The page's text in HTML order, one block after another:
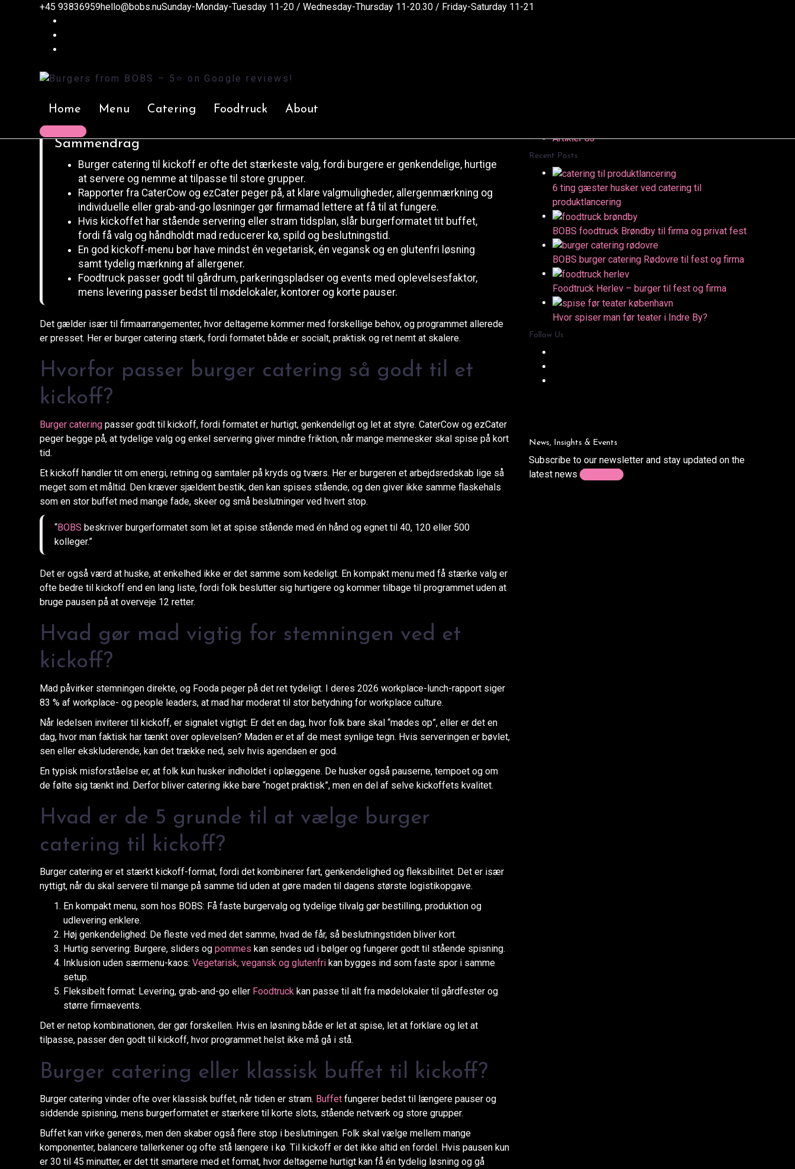
+45 93836959hello@bobs.nuSunday-Monday-Tuesday 11-20 / Wednesday-Thursday 11-20.30 / Friday-Saturday 11-21
Home Menu Catering Foodtruck About
Contact us
Burgers from BOBS - 5⭐️ on Google reviews!>Blog>Artikler> 5 grunde til burger catering til kickoff
5 grunde til burger catering til kickoff
hurtig at servere og let at spise uden at afbryde flowet i dagen.
Sammendrag
Burger catering til kickoff er ofte det stærkeste valg, fordi burgere er genkendelige, hurtige
at servere og nemme at tilpasse til store grupper.
Rapporter fra CaterCow og ezCater peger på, at klare valgmuligheder, allergenmærkning og
individuelle eller grab-and-go løsninger gør firmamad lettere at få til at fungere.
Hvis kickoffet har stående servering eller stram tidsplan, slår burgerformatet tit buffet,
fordi få valg og håndholdt mad reducerer kø, spild og beslutningstid.
En god kickoff-menu bør have mindst én vegetarisk, én vegansk og en glutenfri løsning
samt tydelig mærkning af allergener.
Foodtruck passer godt til gårdrum, parkeringspladser og events med oplevelsesfaktor,
mens levering passer bedst til mødelokaler, kontorer og korte pauser.
Det gælder især til firmaarrangementer, hvor deltagerne kommer med forskellige behov, og programmet allerede
er presset. Her er burger catering stærk, fordi formatet både er socialt, praktisk og ret nemt at skalere.
Hvorfor passer burger catering så godt til et
kickoff?
Burger catering passer godt til kickoff, fordi formatet er hurtigt, genkendeligt og let at styre. CaterCow og ezCater
peger begge på, at tydelige valg og enkel servering giver mindre friktion, når mange mennesker skal spise på kort
tid.
Et kickoff handler tit om energi, retning og samtaler på kryds og tværs. Her er burgeren et arbejdsredskab lige så
meget som et måltid. Den kræver sjældent bestik, den kan spises stående, og den giver ikke samme flaskehals
som en stor buffet med mange fade, skeer og små beslutninger ved hvert stop.
“BOBS beskriver burgerformatet som let at spise stående med én hånd og egnet til 40, 120 eller 500
kolleger.”
Det er også værd at huske, at enkelhed ikke er det samme som kedeligt. En kompakt menu med få stærke valg er
ofte bedre til kickoff end en lang liste, fordi folk beslutter sig hurtigere og kommer tilbage til programmet uden at
bruge pausen på at overveje 12 retter.
Hvad gør mad vigtig for stemningen ved et
kickoff?
Mad påvirker stemningen direkte, og Fooda peger på det ret tydeligt. I deres 2026 workplace-lunch-rapport siger
83 % af workplace- og people leaders, at mad har moderat til stor betydning for workplace culture.
Når ledelsen inviterer til kickoff, er signalet vigtigt: Er det en dag, hvor folk bare skal “mødes op”, eller er det en
dag, hvor man faktisk har tænkt over oplevelsen? Maden er et af de mest synlige tegn. Hvis serveringen er bøvlet,
sen eller ekskluderende, kan det trække ned, selv hvis agendaen er god.
En typisk misforståelse er, at folk kun husker indholdet i oplæggene. De husker også pauserne, tempoet og om
de følte sig tænkt ind. Derfor bliver catering ikke bare “noget praktisk”, men en del af selve kickoffets kvalitet.
Hvad er de 5 grunde til at vælge burger
catering til kickoff?
Burger catering er et stærkt kickoff-format, fordi det kombinerer fart, genkendelighed og fleksibilitet. Det er især
nyttigt, når du skal servere til mange på samme tid uden at gøre maden til dagens største logistikopgave.
En kompakt menu, som hos BOBS: Få faste burgervalg og tydelige tilvalg gør bestilling, produktion og
udlevering enklere.
Høj genkendelighed: De fleste ved med det samme, hvad de får, så beslutningstiden bliver kort.
Hurtig servering: Burgere, sliders og pommes kan sendes ud i bølger og fungerer godt til stående spisning.
Inklusion uden særmenu-kaos: Vegetarisk, vegansk og glutenfri kan bygges ind som faste spor i samme
setup.
Fleksibelt format: Levering, grab-and-go eller Foodtruck kan passe til alt fra mødelokaler til gårdfester og
større firmaevents.
Det er netop kombinationen, der gør forskellen. Hvis en løsning både er let at spise, let at forklare og let at
tilpasse, passer den godt til kickoff, hvor programmet helst ikke må gå i stå.
Burger catering eller klassisk buffet til kickoff?
Burger catering vinder ofte over klassisk buffet, når tiden er stram. Buffet fungerer bedst til længere pauser og
siddende spisning, mens burgerformatet er stærkere til korte slots, stående netværk og store grupper.
Buffet kan virke generøs, men den skaber også flere stop i beslutningen. Folk skal vælge mellem mange
komponenter, balancere tallerkener og ofte stå længere i kø. Til kickoff er det ikke altid en fordel. Hvis pausen kun
er 30 til 45 minutter, er det tit smartere med et format, hvor deltagerne hurtigt kan få én tydelig løsning og gå
Artikler 83
Recent Posts
6 ting gæster husker ved catering til
produktlancering
BOBS foodtruck Brøndby til firma og privat fest
BOBS burger catering Rødovre til fest og firma
Foodtruck Herlev – burger til fest og firma
Hvor spiser man før teater i Indre By?
Follow Us
News, Insights & Events
Subscribe to our newsletter and stay updated on the
latest news Subscribe